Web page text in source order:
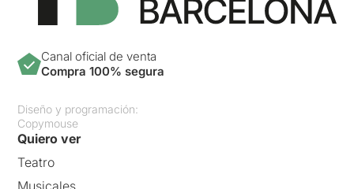
Canal oficial de venta
Compra 100% segura
Diseño y programación:
Copymouse
Quiero ver
Teatro
Musicales